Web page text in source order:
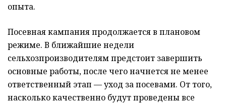
опыта.
Посевная кампания продолжается в плановом
режиме. В ближайшие недели
сельхозпроизводителям предстоит завершить
основные работы, после чего начнется не менее
ответственный этап — уход за посевами. От того,
насколько качественно будут проведены все